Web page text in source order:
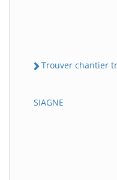
Trouver chantier
SIAGNE